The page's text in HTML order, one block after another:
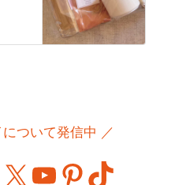
ついて発信中 ／
X YouTube
Pinterest
TikTok